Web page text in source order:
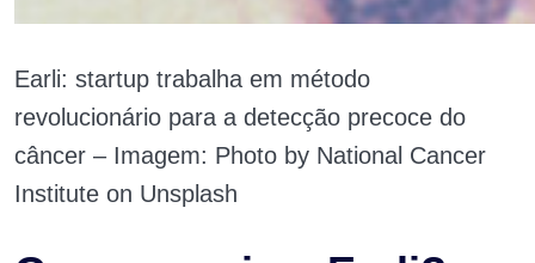
Earli: startup trabalha em método
revolucionário para a detecção precoce do
câncer – Imagem: Photo by National Cancer
Institute on Unsplash